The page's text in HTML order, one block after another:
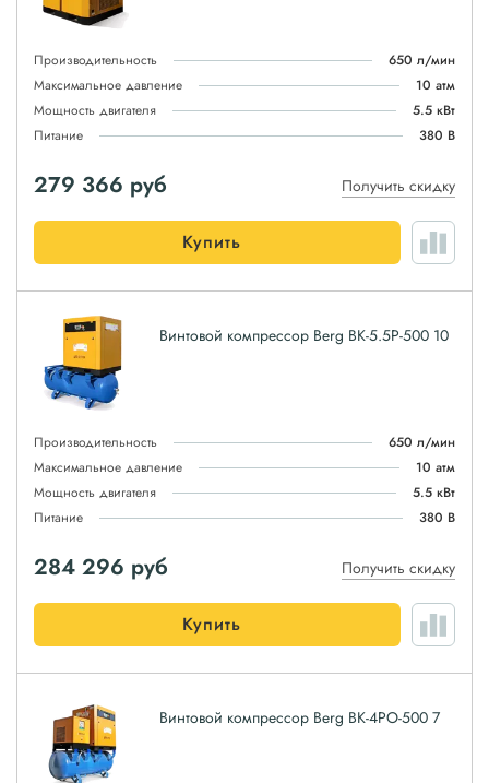
Производительность
650 л/мин
Максимальное давление
10 атм
Мощность двигателя
5.5 кВт
Питание
380 В
279 366 руб Получить скидку
Купить
Винтовой компрессор Berg ВК-5.5Р-500 10
Производительность
650 л/мин
Максимальное давление
10 атм
Мощность двигателя
5.5 кВт
Питание
380 В
284 296 руб Получить скидку
Купить
Винтовой компрессор Berg ВК-4РО-500 7